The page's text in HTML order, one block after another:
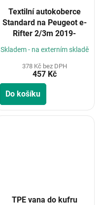
Textilní autokoberce
Standard na Peugeot e-
Rifter 2/3m 2019-
Skladem - na externím skladě
378 Kč bez DPH
457 Kč
Do košíku
TPE vana do kufru